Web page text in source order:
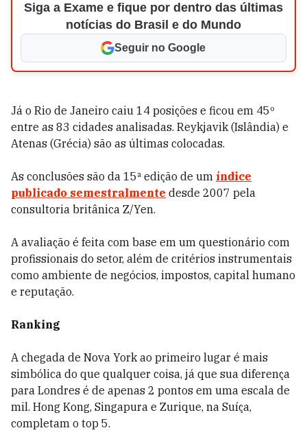
Siga a Exame e fique por dentro das últimas
notícias do Brasil e do Mundo
Seguir no Google
Já o Rio de Janeiro caiu 14 posições e ficou em 45º
entre as 83 cidades analisadas. Reykjavik (Islândia) e
Atenas (Grécia) são as últimas colocadas.
As conclusões são da 15ª edição de um índice
publicado semestralmente desde 2007 pela
consultoria britânica Z/Yen.
A avaliação é feita com base em um questionário com
profissionais do setor, além de critérios instrumentais
como ambiente de negócios, impostos, capital humano
e reputação.
Ranking
A chegada de Nova York ao primeiro lugar é mais
simbólica do que qualquer coisa, já que sua diferença
para Londres é de apenas 2 pontos em uma escala de
mil. Hong Kong, Singapura e Zurique, na Suíça,
completam o top 5.